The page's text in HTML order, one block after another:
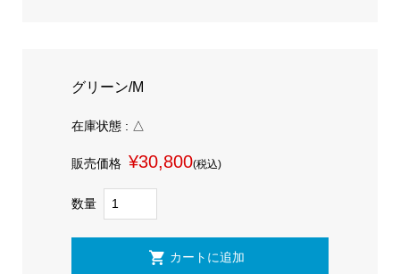
グリーン/M
在庫状態 : △
販売価格 ¥30,800(税込)
数量